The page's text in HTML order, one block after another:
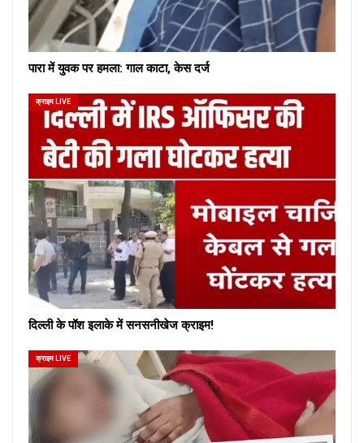
पारा में युवक पर हमला: गाल काटा, केस दर्ज
क्राइम LIVE
दिल्ली के पॉश इलाके में सनसनीखेज क्राइम!
क्राइम LIVE